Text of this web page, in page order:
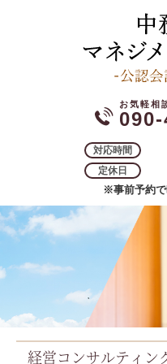
対応時間
定休日
※事前予約
経営コンサルティン